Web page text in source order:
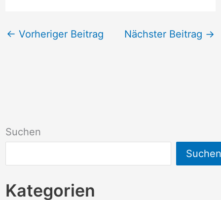
Suchen
Suchen
Kategorien
← Vorheriger Beitrag Nächster Beitrag →